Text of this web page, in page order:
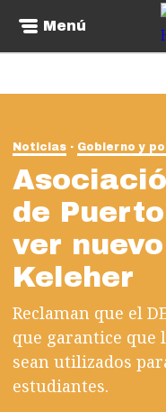
Menú
Noticias Gobierno y
de
ver
Keleher
Reclaman que el
que garantice que
sean utilizados
estudiantes.